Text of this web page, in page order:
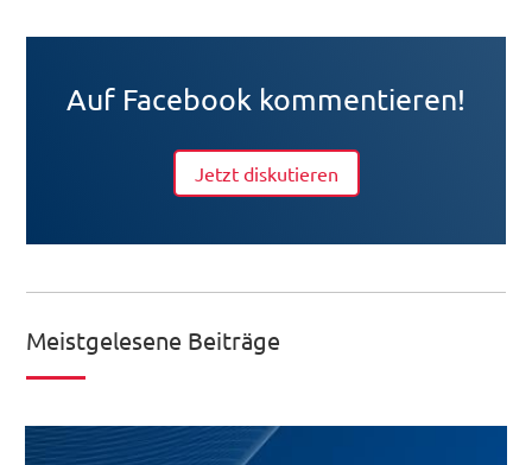
Auf Facebook kommentieren!
Jetzt diskutieren
Meistgelesene Beiträge